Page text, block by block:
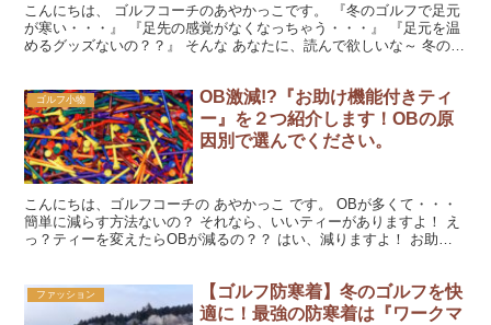
こんにちは、 ゴルフコーチのあやかっこです。 『冬のゴルフで足元
が寒い・・・』 『足先の感覚がなくなっちゃう・・・』 『足元を温
めるグッズないの？？』 そんな あなたに、読んで欲しいな～ 冬のゴ
ゴルフ小物
OB激減!?『お助け機能付きティ
ー』を２つ紹介します！OBの原
因別で選んでください。
こんにちは、ゴルフコーチの あやかっこ です。 OBが多くて・・・
簡単に減らす方法ないの？ それなら、いいティーがありますよ！ え
っ？ティーを変えたらOBが減るの？？ はい、減りますよ！ お助け
ファッション
【ゴルフ防寒着】冬のゴルフを快
適に！最強の防寒着は『ワークマ